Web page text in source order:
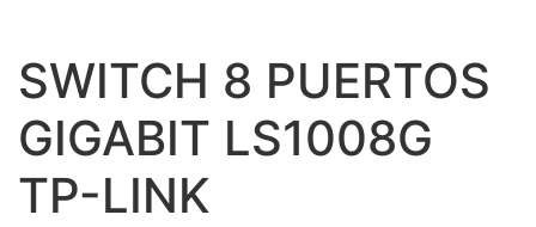
SWITCH 8 PUERTOS
GIGABIT LS1008G
TP-LINK